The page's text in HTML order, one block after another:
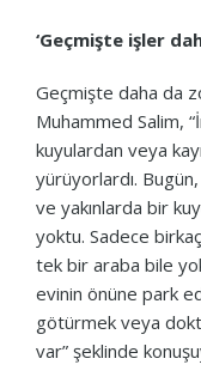
‘Geçmişte işler
Geçmişte daha da
Muhammed Salim,
kuyulardan veya
yürüyorlardı.
ve yakınlarda bir
yoktu. Sadece
tek bir araba bile
evinin önüne park
götürmek veya
var” şeklinde